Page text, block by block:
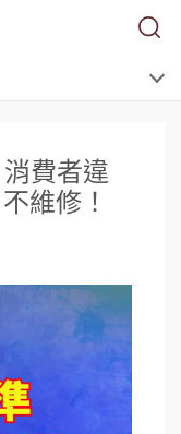
消費者違
維修！